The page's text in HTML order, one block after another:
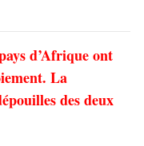
d’Afrique ont
La
des deux